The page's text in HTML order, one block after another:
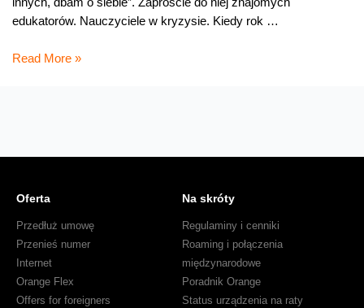
edukatorów. Nauczyciele w kryzysie. Kiedy rok …
Zadbajmy
Read More »
Oferta
Przedłuż umowę
Przenieś numer
Internet
Orange Flex
Offers for foreigners
Na skróty
Regulaminy i cenniki
Roaming i połączenia
międzynarodowe
Poradnik Orange
Status urządzenia na raty